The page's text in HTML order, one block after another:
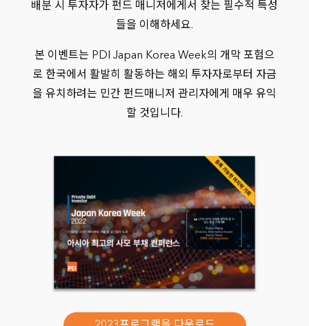
배분 시 투자자가 펀드 매니저에게서 찾는 필수적 특성
들을 이해하세요.
본 이벤트는 PDI Japan Korea Week의 개막 포험으
로 한국에서 활발히 활동하는 해외 투자자로부터 자금
을 유치하려는 민간 펀드매니저 관리자에게 매우 유익
할 것입니다.
KB Life Insurance